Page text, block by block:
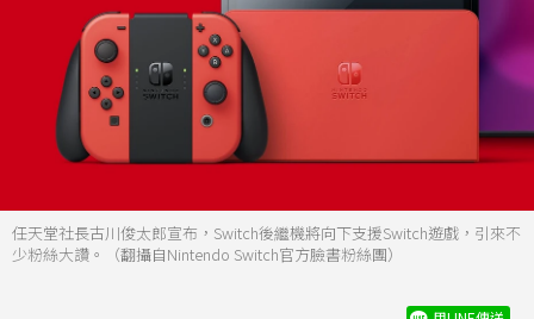
任天堂社長古川俊太郎宣布，Switch後繼機將向下支援Switch遊戲，引來不
少粉絲大讚。（翻攝自Nintendo Switch官方臉書粉絲團）